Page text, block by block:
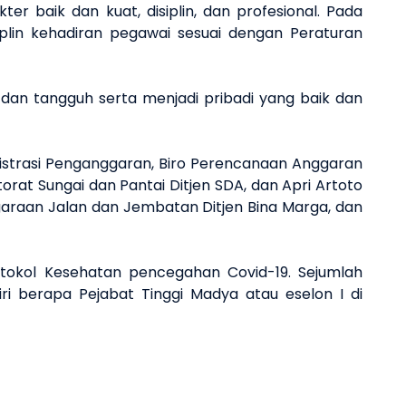
baik dan kuat, disiplin, dan profesional. Pada
kehadiran pegawai sesuai dengan Peraturan
tangguh serta menjadi pribadi yang baik dan
Penganggaran, Biro Perencanaan Anggaran
Sungai dan Pantai Ditjen SDA, dan Apri Artoto
Jalan dan Jembatan Ditjen Bina Marga, dan
Kesehatan pencegahan Covid-19. Sejumlah
berapa Pejabat Tinggi Madya atau eselon I di